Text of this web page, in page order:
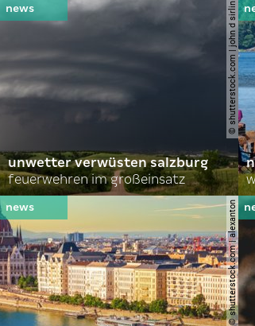
© shutterstock.com | john d sirlin
unwetter verwüsten salzburg
feuerwehren im großeinsatz
© shutterstock.com | alexanton